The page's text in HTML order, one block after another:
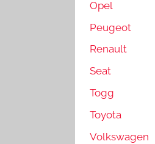
Opel
Peugeot
Renault
Seat
Togg
Toyota
Volkswagen